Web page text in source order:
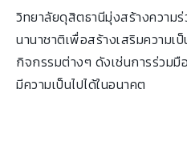
วิทยาลัยดุสิตธานีมุ่งสร้างความ
นานาชาติเพื่อสร้างเสริมความเ
กิจกรรมต่างๆ ดังเช่นการร่วม
มีความเป็นไปได้ในอนาคต